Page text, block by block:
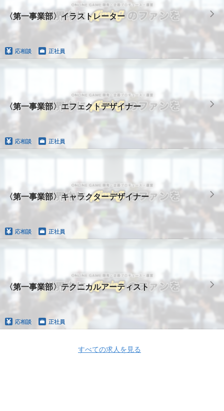
〈第一事業部〉イラストレーター
応相談 正社員
〈第一事業部〉エフェクトデザイナー
応相談 正社員
〈第一事業部〉キャラクターデザイナー
応相談 正社員
〈第一事業部〉テクニカルアーティスト
応相談 正社員
すべての求人を見る